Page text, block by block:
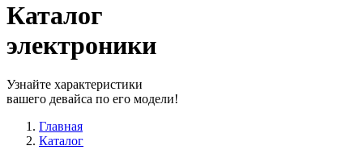
Каталог
электроники
Узнайте характеристики
вашего девайса по его модели!
Главная
Каталог